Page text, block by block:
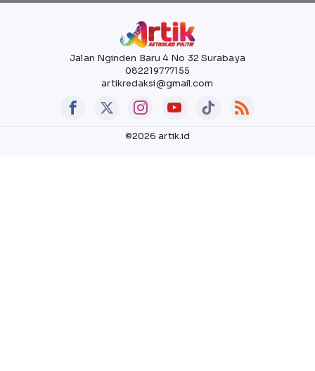
Jalan Nginden Baru 4 No 32 Surabaya
082219777155
artikredaksi@gmail.com
©2026 artik.id